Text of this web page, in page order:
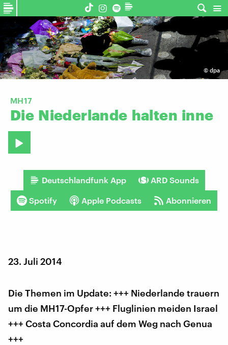
© dpa
MH17
Die Niederlande halten inne
Deutschlandfunk App ARD Sounds
Spotify Apple Podcasts Abonnieren
23. Juli 2014
Die Themen im Update: +++ Niederlande trauern
um die MH17-Opfer +++ Fluglinien meiden Israel
+++ Costa Concordia auf dem Weg nach Genua
+++